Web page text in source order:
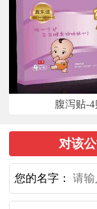
腹泻贴-4
对该
您的名字：